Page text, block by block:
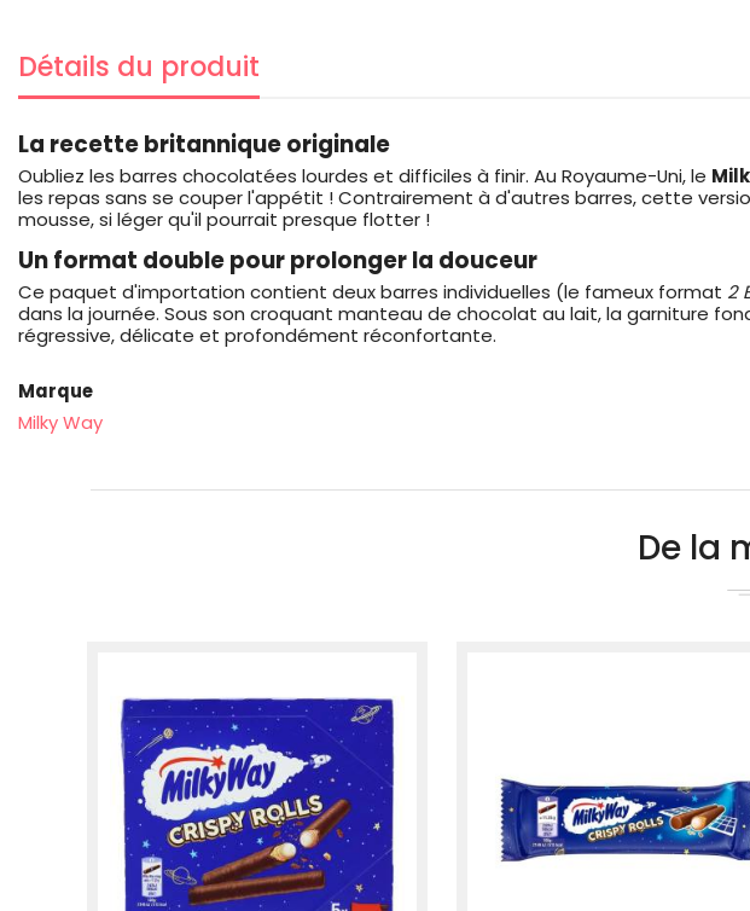
Détails du produit
La recette britannique originale
Oubliez les barres chocolatées lourdes et difficiles à finir. Au Royaume-Uni, le
les repas sans se couper l'appétit ! Contrairement à d'autres barres, cette
mousse, si léger qu'il pourrait presque flotter !
Un format double pour prolonger la douceur
Ce paquet d'importation contient deux barres individuelles (le fameux format 2
dans la journée. Sous son croquant manteau de chocolat au lait, la garniture
régressive, délicate et profondément réconfortante.
Marque
Milky Way
De la